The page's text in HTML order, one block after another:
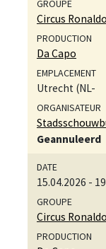
Circus Ronaldo
Da Capo
Utrecht (NL-
Geannuleerd
15.04.2026 -
Circus Ronaldo